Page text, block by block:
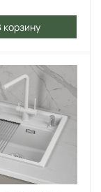
корзину